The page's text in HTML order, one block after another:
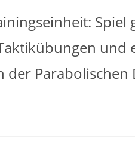
Spiel
und
der